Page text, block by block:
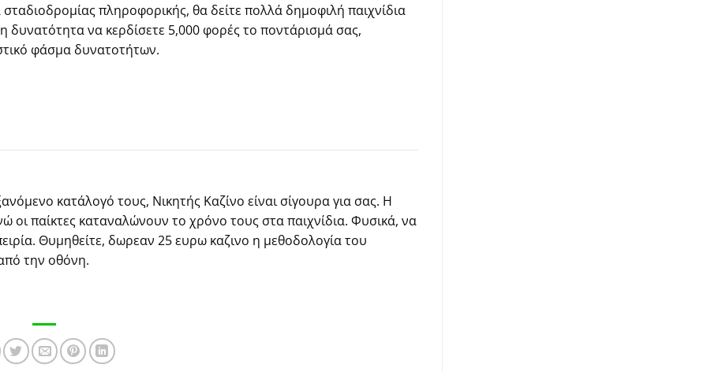
πληροφορικής, θα δείτε πολλά δημοφιλή παιχνίδια
να κερδίσετε 5,000 φορές το ποντάρισμά σας,
φάσμα δυνατοτήτων.
κατάλογό τους, Νικητής Καζίνο είναι σίγουρα για σας. Η
οι παίκτες καταναλώνουν το χρόνο τους στα παιχνίδια. Φυσικά, να
Θυμηθείτε, δωρεαν 25 ευρω καζινο η μεθοδολογία του
την οθόνη.